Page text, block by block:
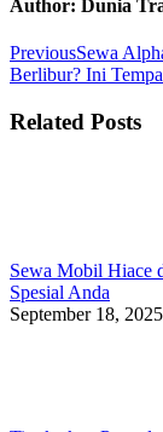
Author: Dunia
Post
navigation
PreviousPrevious
post:
Sewa
Berlibur? Ini
Related Posts
Sewa Mobil Hiace
Spesial Anda
September 18, 2025